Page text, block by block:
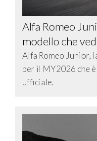
Alfa Romeo
modello che
Alfa Romeo Junior,
per il MY2026 che
ufficiale.